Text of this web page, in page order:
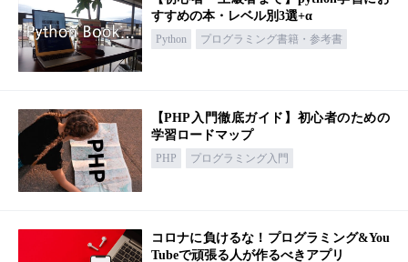
すすめの本・レベル別3選+α
Python プログラミング書籍・参考書
【PHP入門徹底ガイド】初心者のための
学習ロードマップ
PHP プログラミング入門
コロナに負けるな！プログラミング&You
Tubeで頑張る人が作るべきアプリ